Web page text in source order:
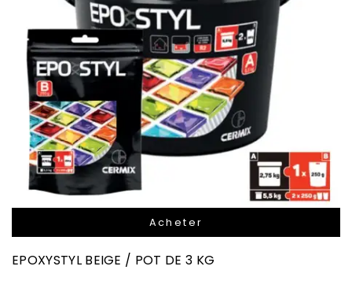
Acheter
EPOXYSTYL BEIGE / POT DE 3 KG